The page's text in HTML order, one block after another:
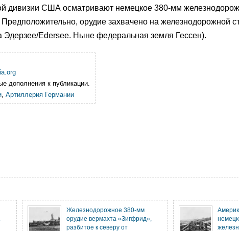
дивизии США осматривают немецкое 380-мм
орудие захвачено на железнодорожной
Эдерзее/Edersee. Ныне федеральная земля Гессен).
дополнения к публикации.
, Артиллерия Германии
Железнодорожное 380-мм
орудие вермахта «Зигфрид»,
разбитое к северу от